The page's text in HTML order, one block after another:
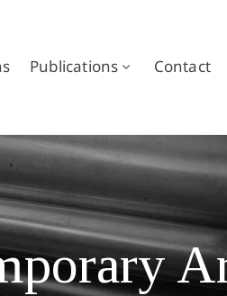
Publications Contact